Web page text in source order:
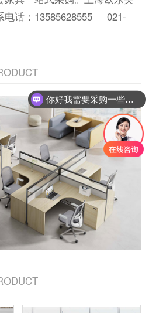
电话：13585628555 021-
你好我需要采购一些办公桌椅?